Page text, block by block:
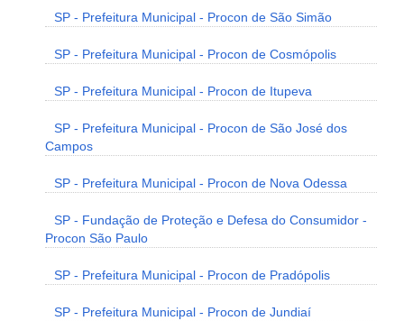
SP - Prefeitura Municipal - Procon de São Simão
SP - Prefeitura Municipal - Procon de Cosmópolis
SP - Prefeitura Municipal - Procon de Itupeva
SP - Prefeitura Municipal - Procon de São José dos
Campos
SP - Prefeitura Municipal - Procon de Nova Odessa
SP - Fundação de Proteção e Defesa do Consumidor -
Procon São Paulo
SP - Prefeitura Municipal - Procon de Pradópolis
SP - Prefeitura Municipal - Procon de Jundiaí